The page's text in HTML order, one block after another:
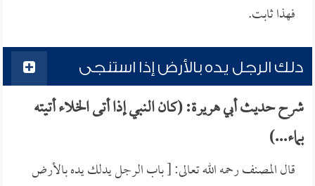
فهذا ثابت.
دلك الرجل يده بالأرض إذا استنجى
شرح حديث أبي هريرة: (كان النبي إذا أتى الخلاء أتيته
بماء...)
قال المصنف رحمه الله تعالى: [ باب الرجل يدلك يده بالأرض